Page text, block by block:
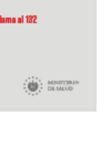
en 14